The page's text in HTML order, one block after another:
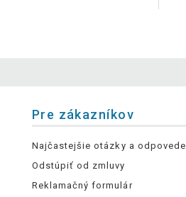
Pre zákazníkov
Najčastejšie otázky a odpovede
Odstúpiť od zmluvy
Reklamačný formulár